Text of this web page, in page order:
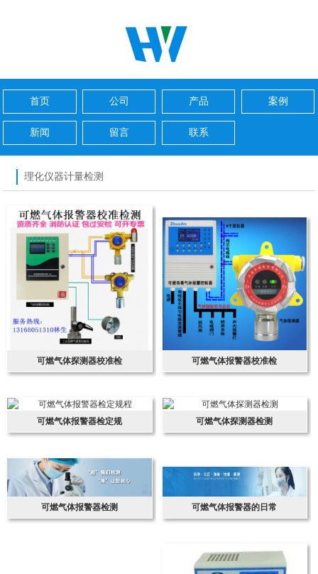
首页 公司 产品 案例
新闻 留言 联系
理化仪器计量检测
可燃气体探测器校准检 可燃气体报警器校准检
可燃气体报警器检定规 可燃气体探测器检测
可燃气体报警器检测 可燃气体报警器的日常